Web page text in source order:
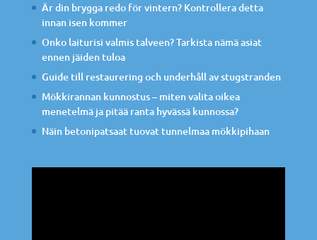
Är din brygga redo för vintern? Kontrollera detta
innan isen kommer
Onko laiturisi valmis talveen? Tarkista nämä asiat
ennen jäiden tuloa
Guide till restaurering och underhåll av stugstranden
Mökkirannan kunnostus – miten valita oikea
menetelmä ja pitää ranta hyvässä kunnossa?
Näin betonipatsaat tuovat tunnelmaa mökkipihaan